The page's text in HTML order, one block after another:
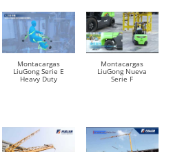
Montacargas
LiuGong Serie E
Heavy Duty
Montacargas
LiuGong Nueva
Serie F